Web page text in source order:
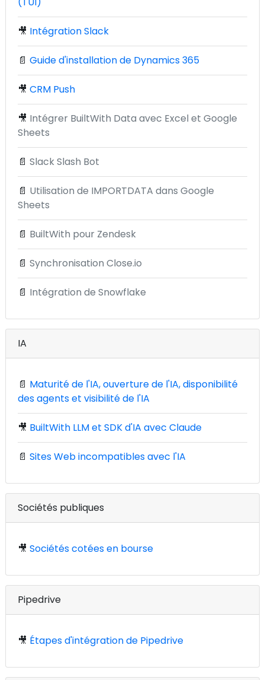
🎥 Intégration Slack
📄 Guide d'installation de Dynamics 365
🎥 CRM Push
🎥 Intégrer BuiltWith Data avec Excel et Google
Sheets
📄 Slack Slash Bot
📄 Utilisation de IMPORTDATA dans Google
Sheets
📄 BuiltWith pour Zendesk
📄 Synchronisation Close.io
📄 Intégration de Snowflake
IA
📄 Maturité de l'IA, ouverture de l'IA, disponibilité
des agents et visibilité de l'IA
🎥 BuiltWith LLM et SDK d'IA avec Claude
📄 Sites Web incompatibles avec l'IA
Sociétés publiques
🎥 Sociétés cotées en bourse
Pipedrive
🎥 Étapes d'intégration de Pipedrive